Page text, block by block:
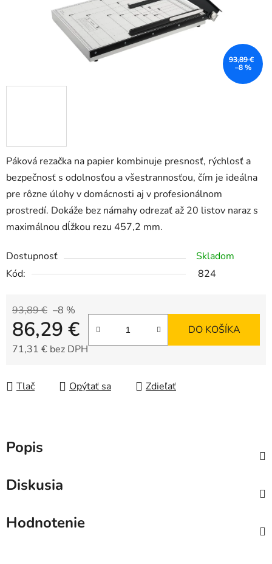
Páková rezačka na papier kombinuje presnosť, rýchlosť a
bezpečnosť s odolnosťou a všestrannosťou, čím je ideálna
pre rôzne úlohy v domácnosti aj v profesionálnom
prostredí. Dokáže bez námahy odrezať až 20 listov naraz s
maximálnou dĺžkou rezu 457,2 mm.
Dostupnosť
Skladom
Kód:
824
93,89 € –8 %
86,29 €
71,31 € bez DPH
DO KOŠÍKA
Tlač Opýtať sa Zdieľať
93,89 €
–8 %
Popis
Diskusia
Hodnotenie